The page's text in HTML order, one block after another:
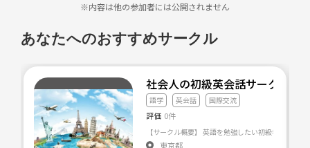
※内容は他の参加者には公開されません
あなたへのおすすめサークル
社会人の初級英会話サークル！
語学 英会話 国際交流
評価 0件
東京都